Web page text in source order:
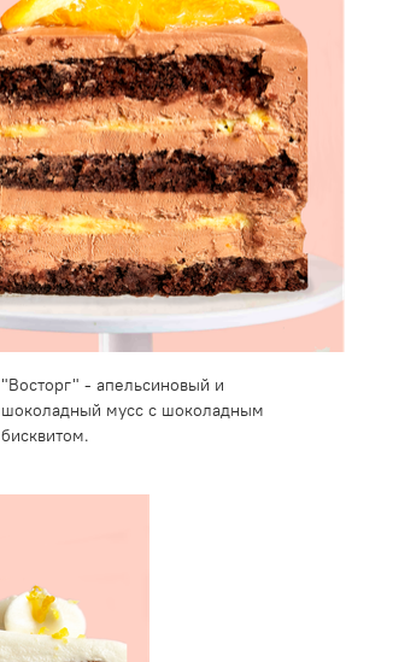
"Восторг" - апельсиновый и
шоколадный мусс с шоколадным
бисквитом.